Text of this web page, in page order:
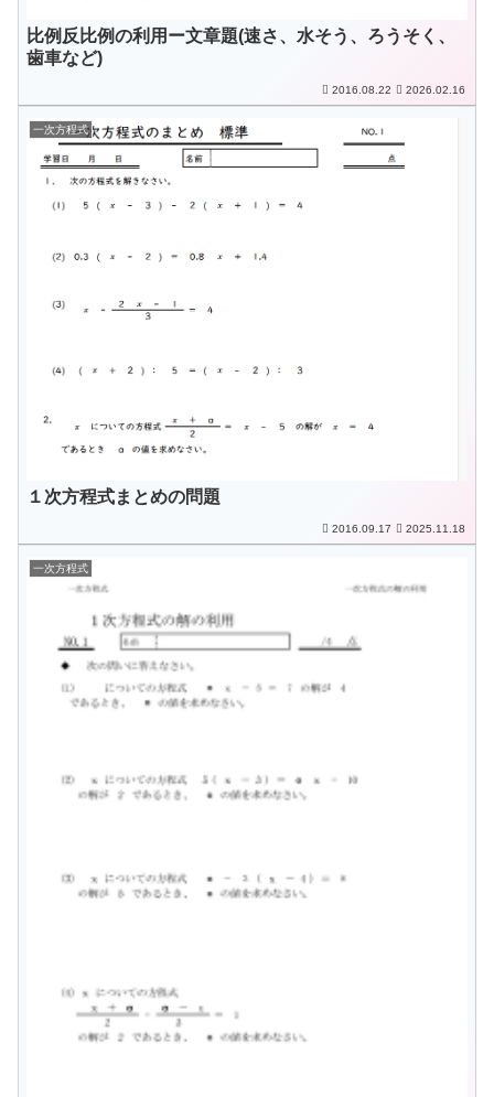
比例反比例の利用ー文章題(速さ、水そう、ろうそく、
歯車など)
2016.08.22 2026.02.16
一次方程式
１次方程式まとめの問題
2016.09.17 2025.11.18
一次方程式